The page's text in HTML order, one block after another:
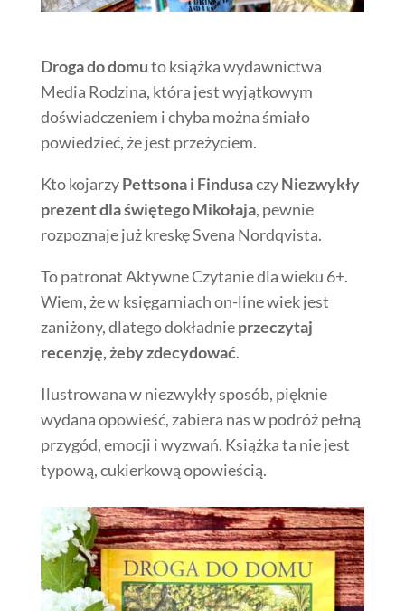
Droga do domuto książka wydawnictwa
Media Rodzina, która jest wyjątkowym
doświadczeniem i chyba można śmiało
powiedzieć, że jest przeżyciem.
Kto kojarzyPettsona i FindusaczyNiezwykły
prezent dla świętego Mikołaja, pewnie
rozpoznaje już kreskę Svena Nordqvista.
To patronat Aktywne Czytanie dla wieku 6+.
Wiem, że w księgarniach on-line wiek jest
zaniżony, dlatego dokładnieprzeczytaj
recenzję, żeby zdecydować.
Ilustrowana w niezwykły sposób, pięknie
wydana opowieść, zabiera nas w podróż pełną
przygód, emocji i wyzwań. Książka ta nie jest
typową, cukierkową opowieścią.